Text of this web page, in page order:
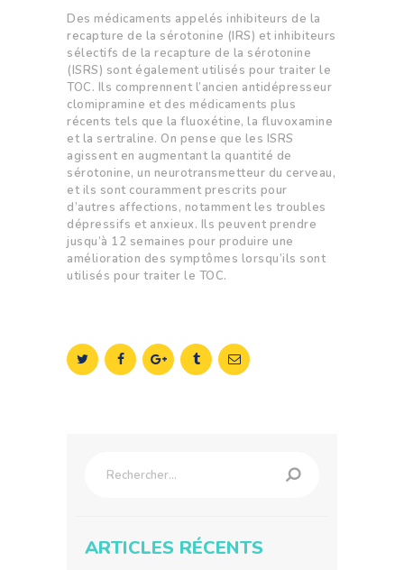
Des médicaments appelés inhibiteurs de la
recapture de la sérotonine (IRS) et inhibiteurs
sélectifs de la recapture de la sérotonine
(ISRS) sont également utilisés pour traiter le
TOC. Ils comprennent l’ancien antidépresseur
clomipramine et des médicaments plus
récents tels que la fluoxétine, la fluvoxamine
et la sertraline. On pense que les ISRS
agissent en augmentant la quantité de
sérotonine, un neurotransmetteur du cerveau,
et ils sont couramment prescrits pour
d’autres affections, notamment les troubles
dépressifs et anxieux. Ils peuvent prendre
jusqu’à 12 semaines pour produire une
amélioration des symptômes lorsqu’ils sont
utilisés pour traiter le TOC.
ARTICLES RÉCENTS